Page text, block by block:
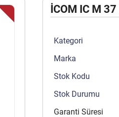
İCOM IC M
Kategori
Marka
Stok Kodu
Stok Durumu
Garanti Süresi